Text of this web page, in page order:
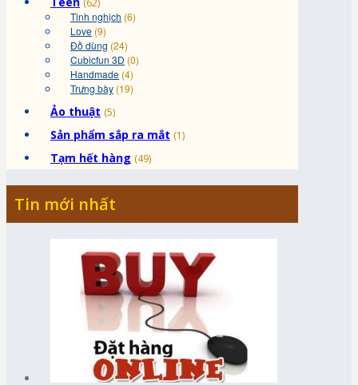
(62)
Tinh nghịch (6)
Love (9)
Đồ dùng (24)
Cubicfun 3D (0)
Handmade (4)
Trưng bày (19)
Ảo thuật (5)
Sản phẩm sắp ra mắt (1)
Tạm hết hàng (49)
Tin mới nhất